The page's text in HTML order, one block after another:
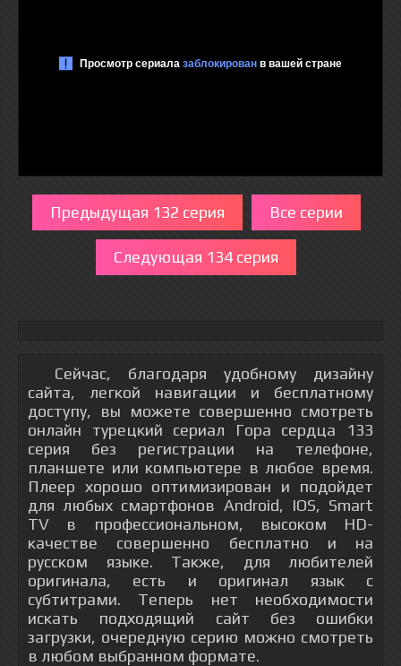
Предыдущая 132 серия Все серии
Следующая 134 серия
Сейчас, благодаря удобному дизайну
сайта, легкой навигации и бесплатному
доступу, вы можете совершенно смотреть
онлайн турецкий сериал Гора сердца 133
серия без регистрации на телефоне,
планшете или компьютере в любое время.
Плеер хорошо оптимизирован и подойдет
для любых смартфонов Android, IOS, Smart
TV в профессиональном, высоком HD-
качестве совершенно бесплатно и на
русском языке. Также, для любителей
оригинала, есть и оригинал язык с
субтитрами. Теперь нет необходимости
искать подходящий сайт без ошибки
загрузки, очередную серию можно смотреть
в любом выбранном формате.